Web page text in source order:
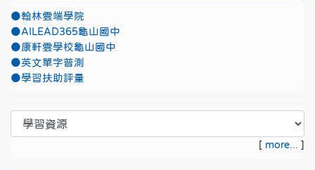
●翰林雲端學院
●AILEAD365龜山國中
●康軒雲學校龜山國中
●英文單字普測
●學習扶助評量
[ more... ]